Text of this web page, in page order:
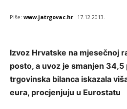
Piše: www.jatrgovac.hr 17.12.2013.
Izvoz Hrvatske na mjesečnoj
posto, a uvoz je smanjen 34,5
trgovinska bilanca iskazala
eura, procjenjuju u Eurostatu